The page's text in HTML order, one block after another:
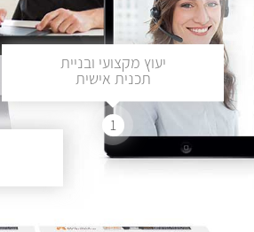
יעוץ מקצועי ובניית
תכנית אישית
1